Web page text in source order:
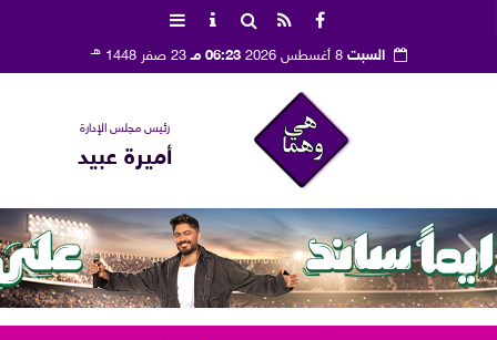
السبت8 أغسطس 2026 06:23 مـ 23 صفر 1448 هـ
رئيس مجلس الإدارة
أميرة عبيد